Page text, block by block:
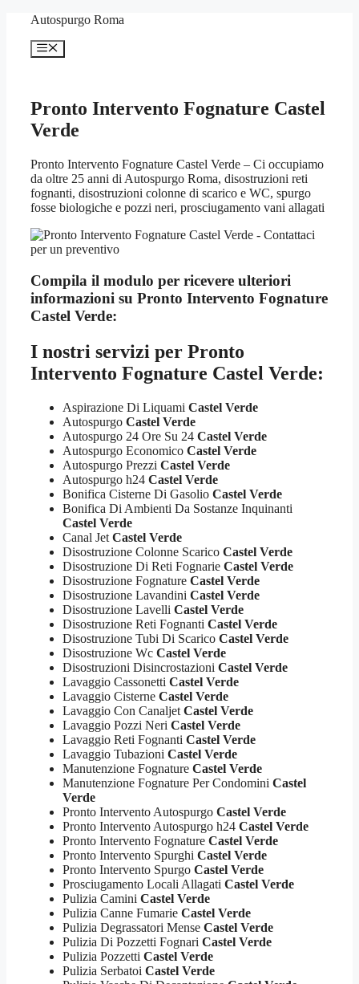
contenuto
Autospurgo Roma
Menu
Pronto Intervento Fognature Castel
Verde
Pronto Intervento Fognature Castel Verde – Ci occupiamo
da oltre 25 anni di Autospurgo Roma, disostruzioni reti
fognanti, disostruzioni colonne di scarico e WC, spurgo
fosse biologiche e pozzi neri, prosciugamento vani allagati
Compila il modulo per ricevere ulteriori
informazioni su Pronto Intervento Fognature
Castel Verde:
I nostri servizi per Pronto
Intervento Fognature Castel Verde:
Aspirazione Di Liquami Castel Verde
Autospurgo Castel Verde
Autospurgo 24 Ore Su 24 Castel Verde
Autospurgo Economico Castel Verde
Autospurgo Prezzi Castel Verde
Autospurgo h24 Castel Verde
Bonifica Cisterne Di Gasolio Castel Verde
Bonifica Di Ambienti Da Sostanze Inquinanti
Castel Verde
Canal Jet Castel Verde
Disostruzione Colonne Scarico Castel Verde
Disostruzione Di Reti Fognarie Castel Verde
Disostruzione Fognature Castel Verde
Disostruzione Lavandini Castel Verde
Disostruzione Lavelli Castel Verde
Disostruzione Reti Fognanti Castel Verde
Disostruzione Tubi Di Scarico Castel Verde
Disostruzione Wc Castel Verde
Disostruzioni Disincrostazioni Castel Verde
Lavaggio Cassonetti Castel Verde
Lavaggio Cisterne Castel Verde
Lavaggio Con Canaljet Castel Verde
Lavaggio Pozzi Neri Castel Verde
Lavaggio Reti Fognanti Castel Verde
Lavaggio Tubazioni Castel Verde
Manutenzione Fognature Castel Verde
Manutenzione Fognature Per Condomini Castel
Verde
Pronto Intervento Autospurgo Castel Verde
Pronto Intervento Autospurgo h24 Castel Verde
Pronto Intervento Fognature Castel Verde
Pronto Intervento Spurghi Castel Verde
Pronto Intervento Spurgo Castel Verde
Prosciugamento Locali Allagati Castel Verde
Pulizia Camini Castel Verde
Pulizia Canne Fumarie Castel Verde
Pulizia Degrassatori Mense Castel Verde
Pulizia Di Pozzetti Fognari Castel Verde
Pulizia Pozzetti Castel Verde
Pulizia Serbatoi Castel Verde